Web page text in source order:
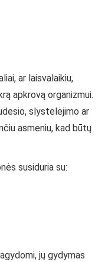
ar laisvalaikiu,
apkrovą organizmui.
slystelėjimo ar
asmeniu, kad būtų
susiduria su:
jų gydymas